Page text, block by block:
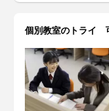
個別教室のトライ